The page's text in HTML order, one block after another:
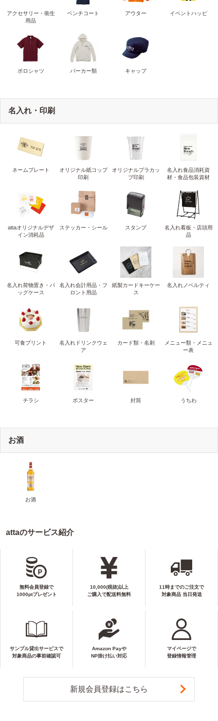
アクセサリー・衛生
用品
ベンチコート アウター イベントハッピ
ポロシャツ パーカー類 キャップ
名入れ・印刷
ネームプレート
オリジナル紙コップ
印刷
オリジナルプラカッ
プ印刷
名入れ食品消耗資
材・食品包装資材
attaオリジナルデザ
イン消耗品
ステッカー・シール スタンプ
名入れ看板・店頭用
品
名入れ荷物置き・バ
ッグケース
名入れ会計用品・フ
ロント用品
紙製カードキーケー
ス
名入れノベルティ
可食プリント
名入れドリンクウェ
ア
カード類・名刺
メニュー類・メニュ
ー表
チラシ ポスター 封筒 うちわ
お酒
お酒
attaのサービス紹介
無料会員登録で
1000ptプレゼント
10,000(税抜)以上
ご購入で配送料無料
11時までのご注文で
対象商品 当日発送
サンプル貸出サービスで
対象商品の事前確認可
Amazon Payや
NP掛け払い対応
マイページで
登録情報管理
新規会員登録はこちら